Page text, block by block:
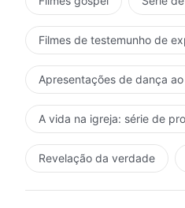
Filmes de testemunho de
Apresentações de dança
A vida na igreja: série de
Revelação da verdade